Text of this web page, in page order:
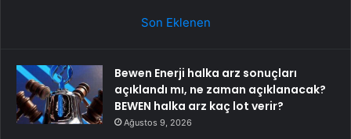
Son Eklenen
Bewen Enerji halka arz sonuçları
açıklandı mı, ne zaman açıklanacak?
BEWEN halka arz kaç lot verir?
Ağustos 9, 2026